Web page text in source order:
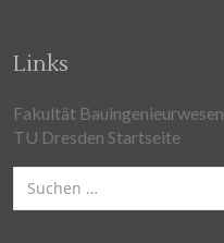
Links
Fakultät Bauingenieurwesen
TU Dresden Startseite
nach: